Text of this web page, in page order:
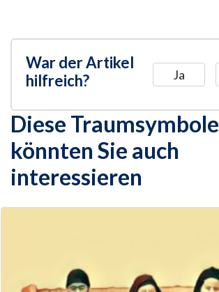
War der Artikel
hilfreich?
Ja
Diese Traumsymbole
könnten Sie auch
interessieren